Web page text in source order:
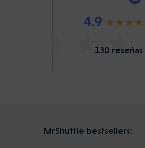
4.9
130 reseñas
MrShuttle bestsellers: